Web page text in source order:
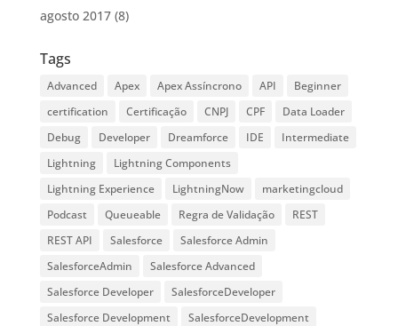
agosto 2017(8)
Tags
Advanced Apex Apex Assíncrono API
Beginner
certification
Certificação CNPJ CPF
Data Loader
Debug
Developer Dreamforce IDE
Intermediate
Lightning
Lightning Components
Lightning Experience
LightningNow
marketingcloud
Podcast
Queueable Regra de Validação
REST
REST API
Salesforce
Salesforce Admin
SalesforceAdmin
Salesforce Advanced
Salesforce Developer
SalesforceDeveloper
Salesforce Development
SalesforceDevelopment